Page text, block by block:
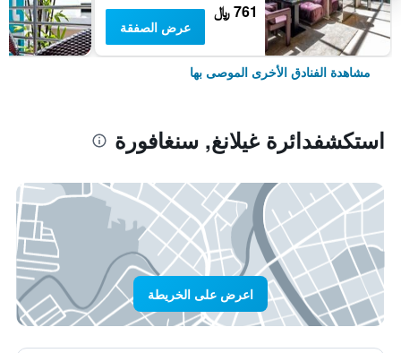
761 ﷼
عرض الصفقة
مشاهدة الفنادق الأخرى الموصى بها
استكشفدائرة غيلانغ, سنغافورة
اعرض على الخريطة